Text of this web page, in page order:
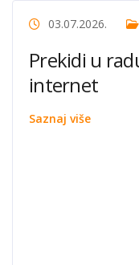
03.07.2026.
Prekidi u
internet
Saznaj više